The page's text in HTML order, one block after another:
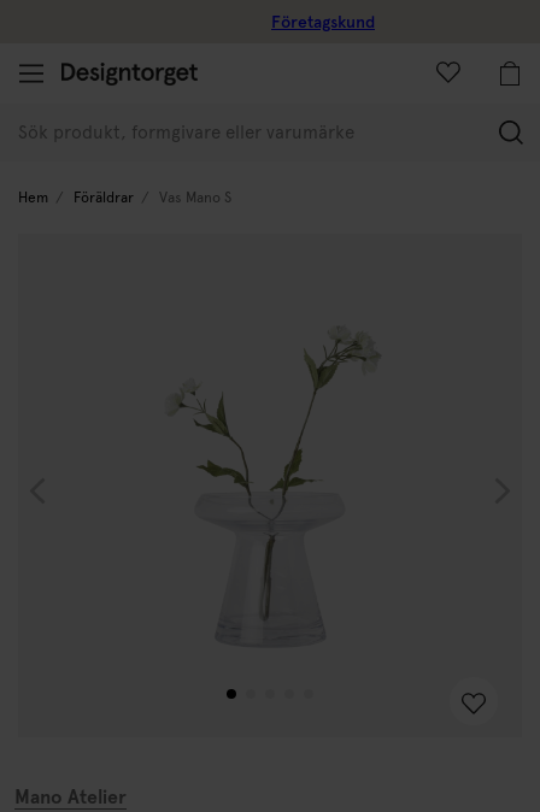
Företagskund
Hem Föräldrar Vas Mano S
Mano Atelier